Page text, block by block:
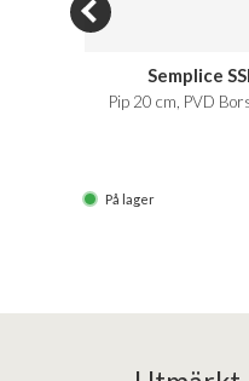
Semplice
Pip 20 cm, PVD
På lager